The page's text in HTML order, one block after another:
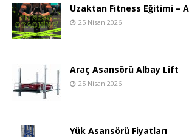
Uzaktan Fitness Eğitimi –
25 Nisan 2026
Araç Asansörü Albay Lift
25 Nisan 2026
Yük Asansörü Fiyatları